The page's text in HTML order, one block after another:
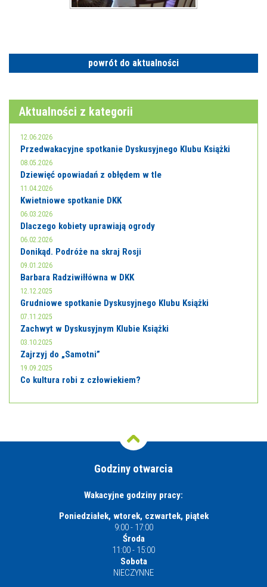
powrót do aktualności
Aktualności z kategorii
12.06.2026
Przedwakacyjne spotkanie Dyskusyjnego Klubu Książki
08.05.2026
Dziewięć opowiadań z obłędem w tle
11.04.2026
Kwietniowe spotkanie DKK
06.03.2026
Dlaczego kobiety uprawiają ogrody
06.02.2026
Donikąd. Podróże na skraj Rosji
09.01.2026
Barbara Radziwiłłówna w DKK
12.12.2025
Grudniowe spotkanie Dyskusyjnego Klubu Książki
07.11.2025
Zachwyt w Dyskusyjnym Klubie Książki
03.10.2025
Zajrzyj do „Samotni”
19.09.2025
Co kultura robi z człowiekiem?
Godziny otwarcia
Wakacyjne godziny pracy:
Poniedziałek, wtorek, czwartek, piątek
9:00 - 17:00
Środa
11:00 - 15:00
Sobota
NIECZYNNE